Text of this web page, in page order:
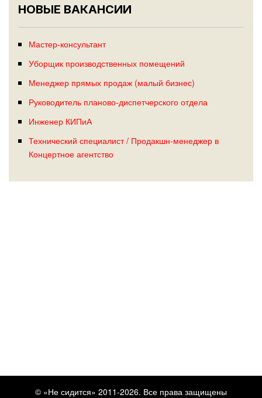
НОВЫЕ ВАКАНСИИ
Мастер-консультант
Уборщик производственных помещений
Менеджер прямых продаж (малый бизнес)
Руководитель планово-диспетчерского отдела
Инженер КИПиА
Технический специалист / Продакшн-менеджер в
Концертное агентство
© «Не сидится» 2011-2026. Все права защищены